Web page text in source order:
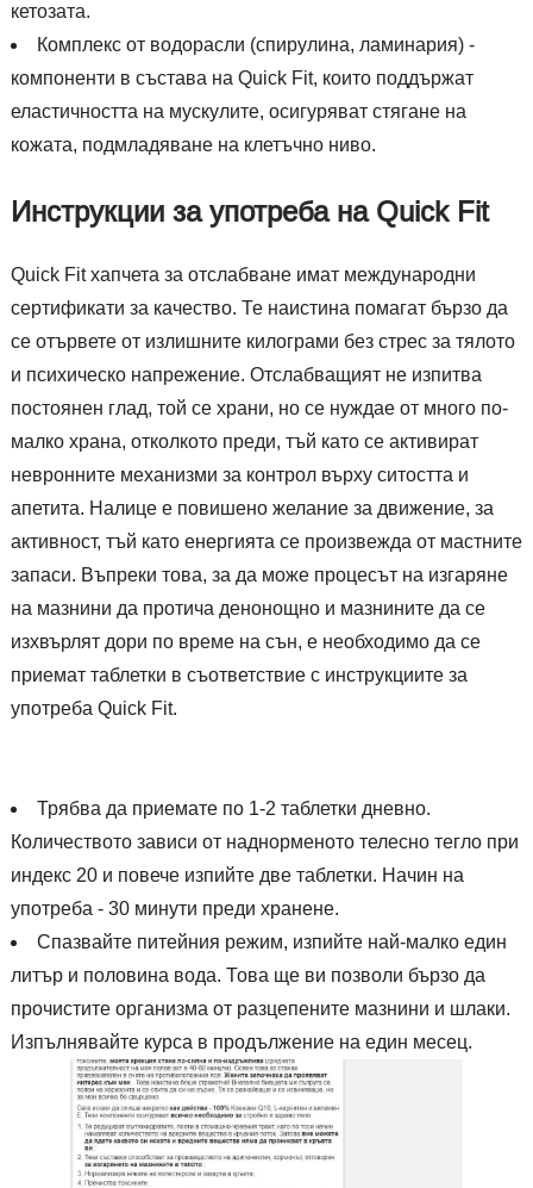
кетозата.
Комплекс от водорасли (спирулина, ламинария) -
компоненти в състава на Quick Fit, които поддържат
еластичността на мускулите, осигуряват стягане на
кожата, подмладяване на клетъчно ниво.
Инструкции за употреба на Quick Fit
Quick Fit хапчета за отслабване имат международни
сертификати за качество. Те наистина помагат бързо да
се отървете от излишните килограми без стрес за тялото
и психическо напрежение. Отслабващият не изпитва
постоянен глад, той се храни, но се нуждае от много по-
малко храна, отколкото преди, тъй като се активират
невронните механизми за контрол върху ситостта и
апетита. Налице е повишено желание за движение, за
активност, тъй като енергията се произвежда от мастните
запаси. Въпреки това, за да може процесът на изгаряне
на мазнини да протича денонощно и мазнините да се
изхвърлят дори по време на сън, е необходимо да се
приемат таблетки в съответствие с инструкциите за
употреба Quick Fit.
Трябва да приемате по 1-2 таблетки дневно.
Количеството зависи от наднорменото телесно тегло при
индекс 20 и повече изпийте две таблетки. Начин на
употреба - 30 минути преди хранене.
Спазвайте питейния режим, изпийте най-малко един
литър и половина вода. Това ще ви позволи бързо да
прочистите организма от разцепените мазнини и шлаки.
Изпълнявайте курса в продължение на един месец.